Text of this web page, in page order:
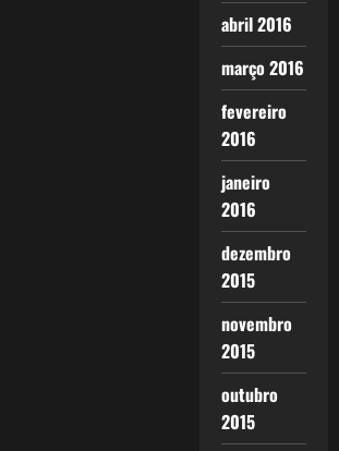
abril 2016
março 2016
fevereiro
2016
janeiro
2016
dezembro
2015
novembro
2015
outubro
2015